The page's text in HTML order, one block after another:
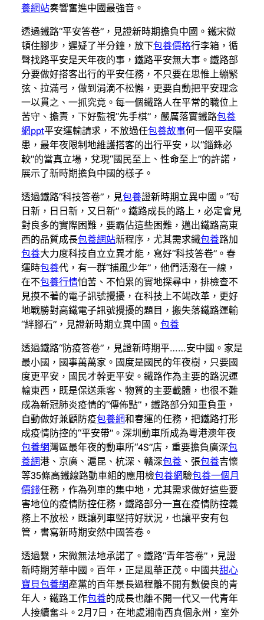
養網站奏響奮進中國最強音。
透過鐵路“平安答卷”，見證新時期擔負中國。鐵宋微
頓住腳步，遲疑了半分鐘，放下包養價格行李箱，循
聲找路平安是天年夜的事，鐵路平安無大事。鐵路部
分要做好搭客出行的平安任務，不只要在思惟上繃緊
弦、拉滿弓，做到涓滴不松懈，更要自動把平安理念
一以貫之、一抓究竟。每一個鐵路人在平常的職位上
苦守、擔責，下好監視“先手棋”，嚴厲落實鐵路包養
網ppt平安運輸請求，不放過任包養故事何一個平安隱
患，最年夜限制地維護搭客的出行平安，以“錙銖必
較”的當真立場，兌現“國民至上、性命至上”的許諾，
展示了新時期擔負中國的樣子。
透過鐵路“科技答卷”，見包養證新時期立異中國。“茍
日新，日日新，又日新”。鐵路成長的路上，必定會見
對良多的實際困難，要霸佔這些困難，邁出鐵路高東
西的品質成長包養網站新程序，尤其需求鐵包養路加
包養大力度科技自立立異才能，寫好“科技答卷”。春
運時包養代，有一群“捕風少年”，他們活潑在一線，
在不包養行情怕苦、不怕累的實地探尋中，排檢查不
見摸不著的電子訊號攪擾，在科技上不竭改革，更好
地戰勝對高鐵電子訊號攪擾的題目，搬失落鐵路運輸
“絆腳石”，見證新時期立異中國。 包養
透過鐵路“防疫答卷”，見證新時期平……安中國。家是
最小國，國事萬萬家。國度是國民的年夜樹，只要國
度更平安，國民才幹更平安。鐵路作為主要的路況運
輸東西，既是保送乘客、物質的主要載體，也很不難
成為新冠肺炎疫情的“傳佈點”，鐵路部分知重負重，
自動做好兼顧防疫包養網和春運的任務，把鐵路打形
成疫情防控的“平安帶”。深圳動車所成為粵港澳年夜
包養網灣區最年夜的動車所“4S”店，重要擔負廣深包
養網港、京廣、滬昆、杭深、贛深包養 、張包養吉懷
等35條高鐵線路動車組的應用檢包養網驗包養一個月
價錢任務，作為列車的集中地，尤其需求做好這些要
害地位的疫情防控任務，鐵路部分一直在疫情防控義
務上不放松，既讓列車堅持好狀況，也讓平安有包
管，書寫新時期安然中國答卷。
透過繫，宋微無法地承諾了。鐵路“青年答卷”，見證
新時期芳華中國。百年，正是風華正茂。中國共甜心
寶貝包養網產黨的百年景長過程離不開有數優良的青
年人，鐵路工作包養的成長也離不開一代又一代青年
人接續奮斗。2月7日，在地處湘南西真個永州，室外